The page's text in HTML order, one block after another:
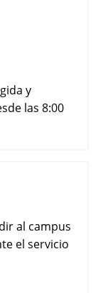
y
las 8:00
al campus
el servicio